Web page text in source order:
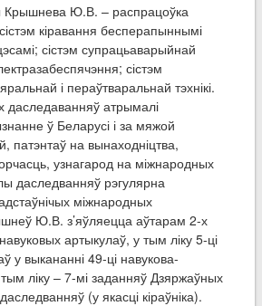
Крышнева Ю.В. – распрацоўка
кіравання бесперапыннымі
сістэм супрацьаварыйнай
сістэм
і пераўтваральнай тэхнікі.
даследаванняў атрымалі
ў Беларусі і за мяжой
патэнтаў на вынаходніцтва,
узнагарод на міжнародных
даследванняў рэгулярна
міжнародных
Ю.В. з’яўляецца аўтарам 2-х
артыкулаў, у тым ліку 5-ці
у выкананні 49-ці навукова-
ліку – 7-мі заданняў Дзяржаўных
(у якасці кіраўніка).